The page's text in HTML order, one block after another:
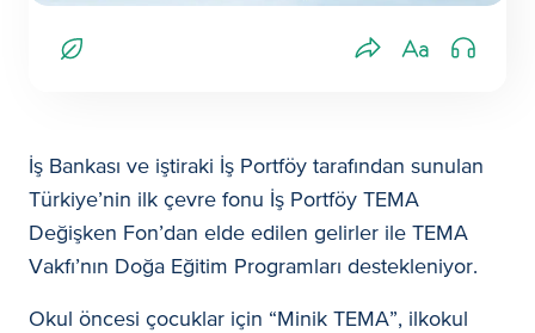
İş Bankası ve iştiraki İş Portföy tarafından sunulan
Türkiye’nin ilk çevre fonu İş Portföy TEMA
Değişken Fon’dan elde edilen gelirler ile TEMA
Vakfı’nın Doğa Eğitim Programları destekleniyor.
Okul öncesi çocuklar için “Minik TEMA”, ilkokul